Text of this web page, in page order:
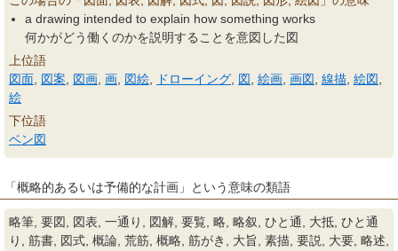
a drawing intended to explain how something works
何かがどう働くのかを説明することを意図した図
上位語
図面 図案 図画 画 図絵 ドローイング 図 絵画 画図 線描 絵図
絵
下位語
ベン図
「概略的あるいは予備的な計画」という意味の類語
略筆, 要図, 図表, 一通り, 図解, 要覧, 略, 略叙, ひと通, 大抵, ひと通
り, 筋書, 図式, 概論, 荒筋, 概略, 筋がき, 大旨, 素描, 要説, 大要, 略述,